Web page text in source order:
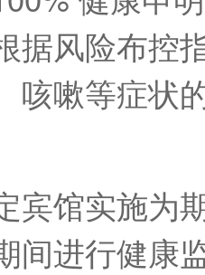
据风险布控
咳嗽等症状
宾馆实施为
间进行健康